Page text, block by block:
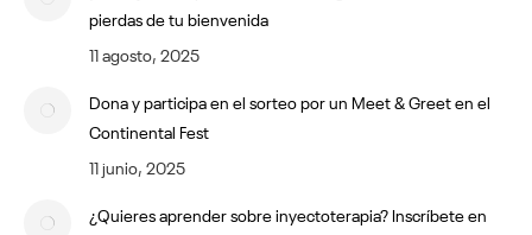
pierdas de tu bienvenida
11 agosto, 2025
Dona y participa en el sorteo por un Meet & Greet en el
Continental Fest
11 junio, 2025
¿Quieres aprender sobre inyectoterapia? Inscríbete en